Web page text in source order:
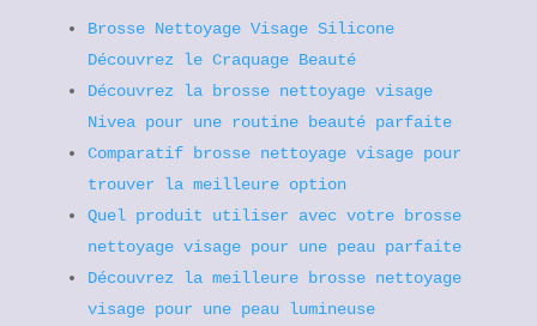
Brosse Nettoyage Visage Silicone
Découvrez le Craquage Beauté
Découvrez la brosse nettoyage visage
Nivea pour une routine beauté parfaite
Comparatif brosse nettoyage visage pour
trouver la meilleure option
Quel produit utiliser avec votre brosse
nettoyage visage pour une peau parfaite
Découvrez la meilleure brosse nettoyage
visage pour une peau lumineuse